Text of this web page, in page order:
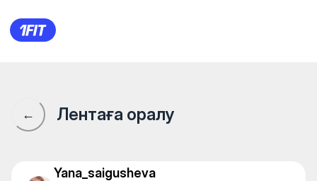
Aquastars на
← Лентаға оралу
Yana_saigusheva